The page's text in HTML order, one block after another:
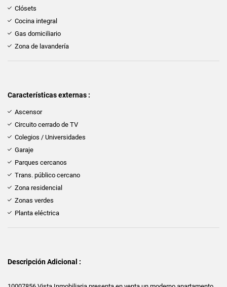
Clósets
Cocina integral
Gas domiciliario
Zona de lavandería
Características externas :
Ascensor
Circuito cerrado de TV
Colegios / Universidades
Garaje
Parques cercanos
Trans. público cercano
Zona residencial
Zonas verdes
Planta eléctrica
Descripción Adicional :